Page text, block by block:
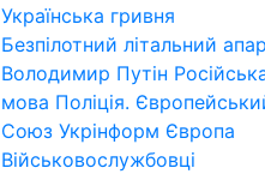
Українська гривня
Безпілотний літальний
Володимир Путін
мова Поліція.
Союз Укрінформ Європа
Військовослужбовці